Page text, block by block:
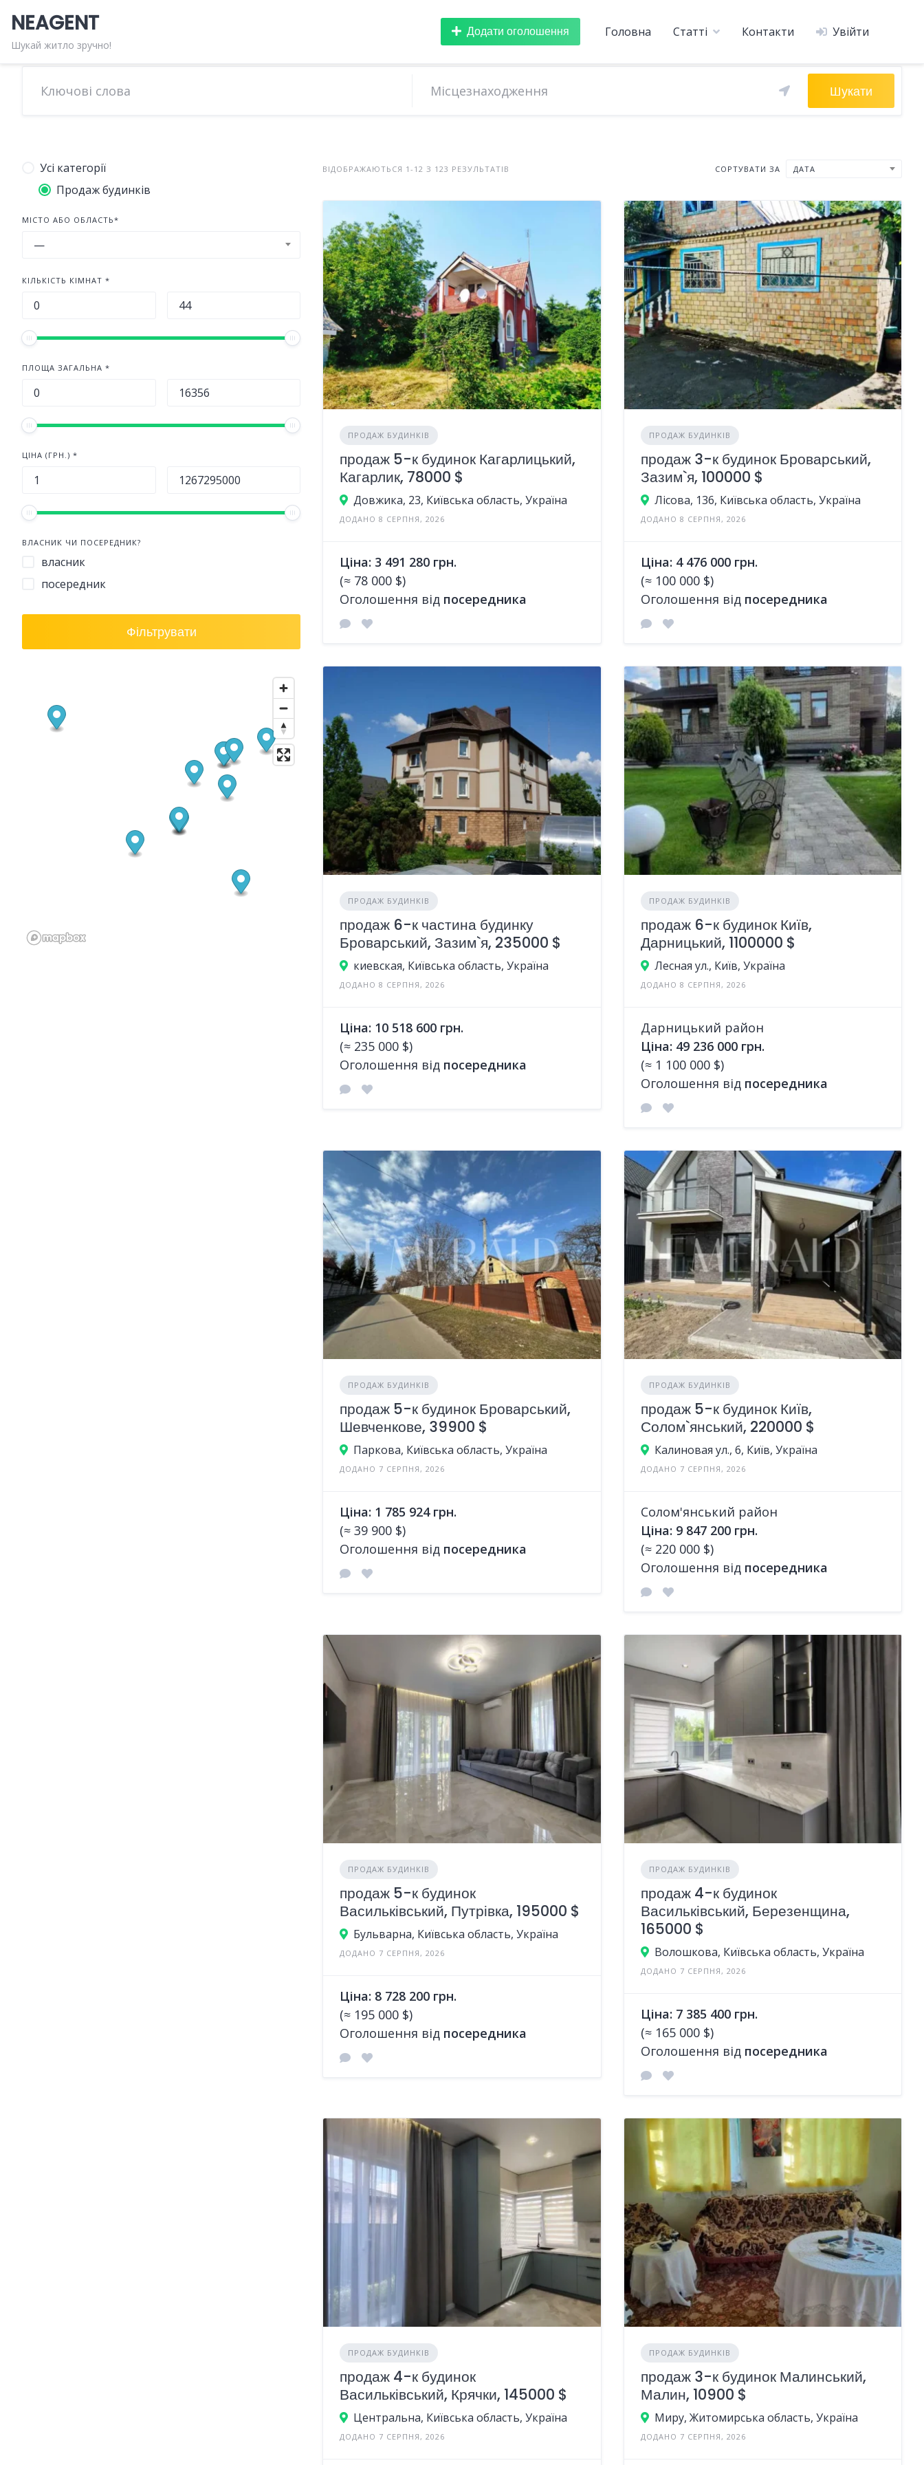
content
NEAGENT
Шукай житло зручно!
Головна Статті Контакти Увійти
Додати оголошення
Шукати
Усі категорії
Продаж будинків
МІСТО АБО ОБЛАСТЬ*
—
КІЛЬКІСТЬ КІМНАТ *
ПЛОЩА ЗАГАЛЬНА *
ЦІНА (ГРН.) *
ВЛАСНИК ЧИ ПОСЕРЕДНИК?
власник
посередник
Фільтрувати
ВІДОБРАЖАЮТЬСЯ 1-12 З 123 РЕЗУЛЬТАТІВ СОРТУВАТИ ЗА ДАТА
ПРОДАЖ БУДИНКІВ
продаж 5-к будинок Кагарлицький,
Кагарлик, 78000 $
Довжика, 23, Київська область, Україна
ДОДАНО 8 СЕРПНЯ, 2026
Ціна: 3 491 280 грн.
(≈ 78 000 $)
Оголошення від посередника
ПРОДАЖ БУДИНКІВ
продаж 3-к будинок Броварський,
Зазим`я, 100000 $
Лісова, 136, Київська область, Україна
ДОДАНО 8 СЕРПНЯ, 2026
Ціна: 4 476 000 грн.
(≈ 100 000 $)
Оголошення від посередника
ПРОДАЖ БУДИНКІВ
продаж 6-к частина будинку
Броварський, Зазим`я, 235000 $
киевская, Київська область, Україна
ДОДАНО 8 СЕРПНЯ, 2026
Ціна: 10 518 600 грн.
(≈ 235 000 $)
Оголошення від посередника
ПРОДАЖ БУДИНКІВ
продаж 6-к будинок Київ,
Дарницький, 1100000 $
Лесная ул., Київ, Україна
ДОДАНО 8 СЕРПНЯ, 2026
Дарницький район
Ціна: 49 236 000 грн.
(≈ 1 100 000 $)
Оголошення від посередника
ПРОДАЖ БУДИНКІВ
продаж 5-к будинок Броварський,
Шевченкове, 39900 $
Паркова, Київська область, Україна
ДОДАНО 7 СЕРПНЯ, 2026
Ціна: 1 785 924 грн.
(≈ 39 900 $)
Оголошення від посередника
ПРОДАЖ БУДИНКІВ
продаж 5-к будинок Київ,
Солом`янський, 220000 $
Калиновая ул., 6, Київ, Україна
ДОДАНО 7 СЕРПНЯ, 2026
Солом'янський район
Ціна: 9 847 200 грн.
(≈ 220 000 $)
Оголошення від посередника
ПРОДАЖ БУДИНКІВ
продаж 5-к будинок
Васильківський, Путрівка, 195000 $
Бульварна, Київська область, Україна
ДОДАНО 7 СЕРПНЯ, 2026
Ціна: 8 728 200 грн.
(≈ 195 000 $)
Оголошення від посередника
ПРОДАЖ БУДИНКІВ
продаж 4-к будинок
Васильківський, Березенщина,
165000 $
Волошкова, Київська область, Україна
ДОДАНО 7 СЕРПНЯ, 2026
Ціна: 7 385 400 грн.
(≈ 165 000 $)
Оголошення від посередника
ПРОДАЖ БУДИНКІВ
продаж 4-к будинок
Васильківський, Крячки, 145000 $
Центральна, Київська область, Україна
ДОДАНО 7 СЕРПНЯ, 2026
ПРОДАЖ БУДИНКІВ
продаж 3-к будинок Малинський,
Малин, 10900 $
Миру, Житомирська область, Україна
ДОДАНО 7 СЕРПНЯ, 2026